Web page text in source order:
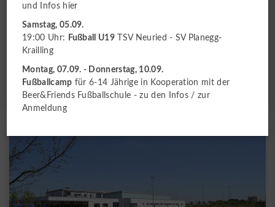
Neues vom TSV Neuried
Zu den News
und Infos hier
Samstag, 05.09.
19:00 Uhr: Fußball U19 TSV Neuried - SV Planegg-
Krailling
Montag, 07.09. - Donnerstag, 10.09.
Fußballcamp für 6-14 Jährige in Kooperation mit der
Beer&Friends Fußballschule -zu den Infos /zur
Anmeldung